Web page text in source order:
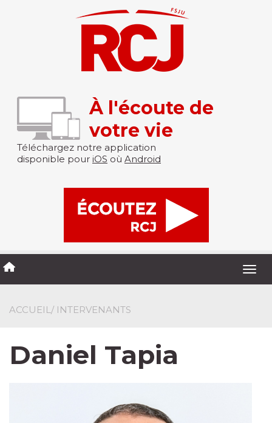
À l'écoute de
votre vie
Téléchargez notre application
disponible pour iOS où Android
ACCUEIL/ INTERVENANTS
Daniel Tapia